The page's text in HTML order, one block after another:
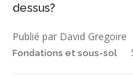
dessus?
Publié par David Gregoire
Fondations et sous-sol